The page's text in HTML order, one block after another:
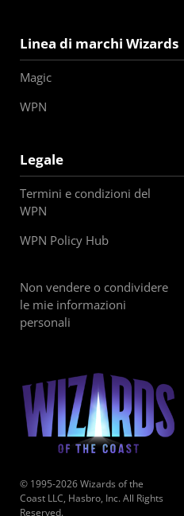
Linea di marchi Wizards
Magic
WPN
Legale
Termini e condizioni del
WPN
WPN Policy Hub
Non vendere o condividere
le mie informazioni
personali
© 1995-2026 Wizards of the
Coast LLC, Hasbro, Inc. All Rights
Reserved.